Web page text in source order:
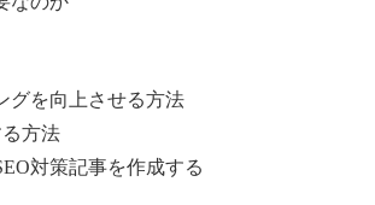
グを向上させる方法
方法
対策記事を作成する